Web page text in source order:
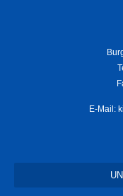
E-Mail: